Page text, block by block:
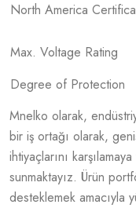
North America
Max. Voltage Rating
Degree of Protection
Mnelko olarak,
bir iş ortağı olarak,
ihtiyaçlarını
sunmaktayız. Ürün
desteklemek amacıyla